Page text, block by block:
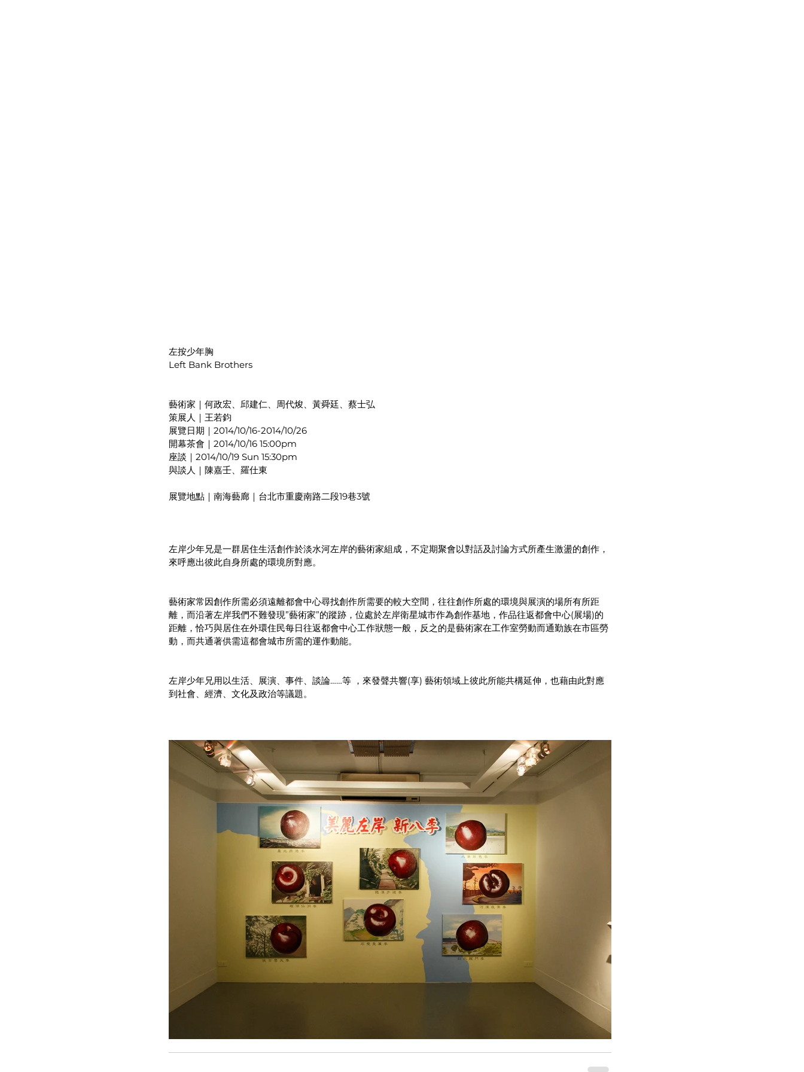
左按少年胸
Left Bank Brothers
藝術家｜何政宏、邱建仁、周代焌、黃舜廷、蔡士弘
策展人｜王若鈞
展覽日期｜2014/10/16-2014/10/26
開幕茶會｜2014/10/16 15:00pm
座談｜2014/10/19 Sun 15:30pm
與談人｜陳嘉壬、羅仕東
展覽地點｜南海藝廊｜台北市重慶南路二段19巷3號
左岸少年兄是一群居住生活創作於淡水河左岸的藝術家組成，不定期聚會以對話及討論方式所產生激盪的創作，
來呼應出彼此自身所處的環境所對應。
藝術家常因創作所需必須遠離都會中心尋找創作所需要的較大空間，往往創作所處的環境與展演的場所有所距
離，而沿著左岸我們不難發現”藝術家”的蹤跡，位處於左岸衛星城市作為創作基地，作品往返都會中心(展場)的
距離，恰巧與居住在外環住民每日往返都會中心工作狀態一般，反之的是藝術家在工作室勞動而通勤族在市區勞
動，而共通著供需這都會城市所需的運作動能。
左岸少年兄用以生活、展演、事件、談論……等 ，來發聲共響(享) 藝術領域上彼此所能共構延伸，也藉由此對應
到社會、經濟、文化及政治等議題。